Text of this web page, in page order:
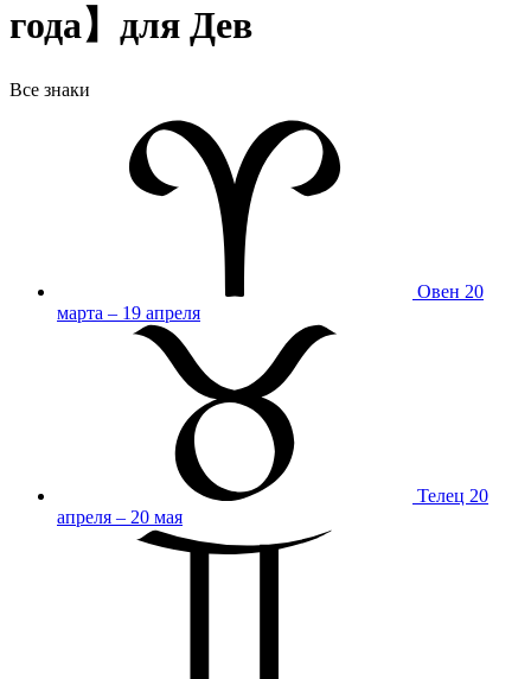
года】для Дев
Все знаки
Овен 20
марта – 19 апреля
Телец 20
апреля – 20 мая